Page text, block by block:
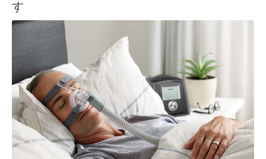
す